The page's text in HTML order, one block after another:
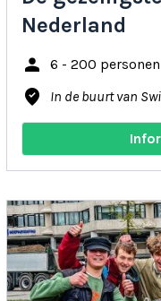
Nederland
person
6 - 200 personen
where_to_vote In de buurt van